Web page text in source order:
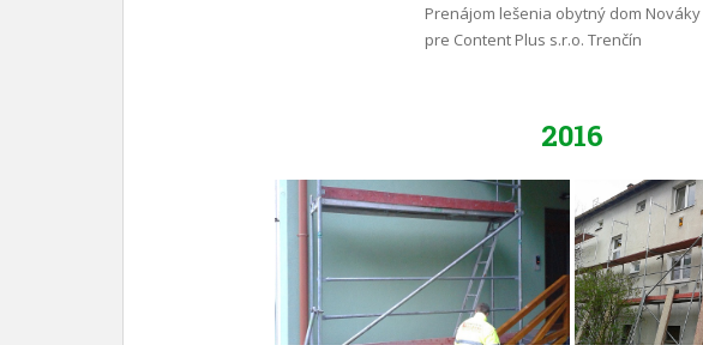
Prenájom lešenia obytný dom Nováky
pre Content Plus s.r.o. Trenčín
2016